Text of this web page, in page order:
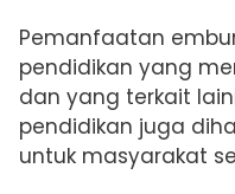
Pemanfaatan
pendidikan yang
dan yang terkait
pendidikan juga
untuk masyarakat